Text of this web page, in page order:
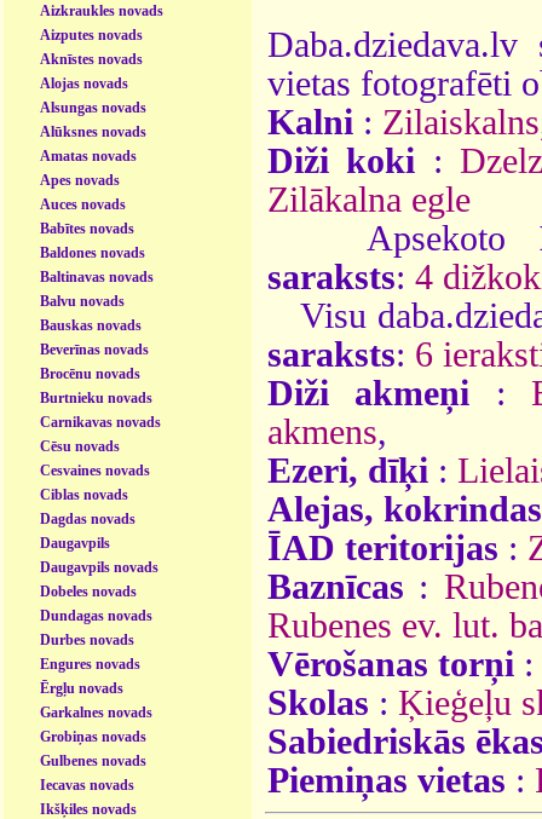
Aizkraukles novads
Aizputes novads
Aknīstes novads
Alojas novads
Alsungas novads
Alūksnes novads
Amatas novads
Apes novads
Auces novads
Babītes novads
Baldones novads
Baltinavas novads
Balvu novads
Bauskas novads
Beverīnas novads
Brocēnu novads
Burtnieku novads
Carnikavas novads
Cēsu novads
Cesvaines novads
Ciblas novads
Dagdas novads
Daugavpils
Daugavpils novads
Dobeles novads
Dundagas novads
Durbes novads
Engures novads
Ērgļu novads
Garkalnes novads
Grobiņas novads
Gulbenes novads
Iecavas novads
Ikšķiles novads
vietas fotografēti
Kalni : Zilaiskalns
Diži koki :
Zilākalna egle
Apsekoto
saraksts: 4
Visu
saraksts: 6
Diži akmeņi :
akmens,
Ezeri, dīķi :
Alejas, kokrindas
ĪAD teritorijas :
Baznīcas :
Rubenes ev. lut.
Vērošanas torņi :
Skolas : Ķieģeļu
Sabiedriskās
Piemiņas vietas :